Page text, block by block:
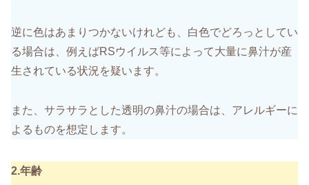
逆に色はあまりつかないけれども、白色でどろっとしてい
る場合は、例えばRSウイルス等によって大量に鼻汁が産
生されている状況を疑います。
また、サラサラとした透明の鼻汁の場合は、アレルギーに
よるものを想定します。
2.年齢